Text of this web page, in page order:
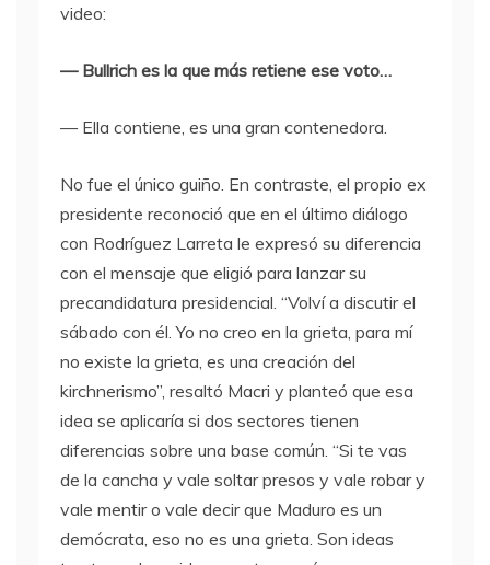
video:
— Bullrich es la que más retiene ese voto…
— Ella contiene, es una gran contenedora.
No fue el único guiño. En contraste, el propio ex
presidente reconoció que en el último diálogo
con Rodríguez Larreta le expresó su diferencia
con el mensaje que eligió para lanzar su
precandidatura presidencial. “Volví a discutir el
sábado con él. Yo no creo en la grieta, para mí
no existe la grieta, es una creación del
kirchnerismo”, resaltó Macri y planteó que esa
idea se aplicaría si dos sectores tienen
diferencias sobre una base común. “Si te vas
de la cancha y vale soltar presos y vale robar y
vale mentir o vale decir que Maduro es un
demócrata, eso no es una grieta. Son ideas